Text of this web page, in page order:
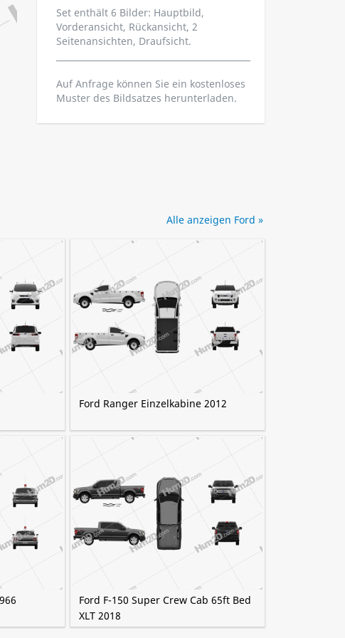
Set enthält 6 Bilder: Hauptbild,
Vorderansicht, Rückansicht, 2
Seitenansichten, Draufsicht.
Auf Anfrage können Sie ein kostenloses
Muster des Bildsatzes herunterladen.
Ford Ranger Einzelkabine 2012
Ford F-150 Super Crew Cab 65ft Bed
XLT 2018
Alle anzeigen Ford »